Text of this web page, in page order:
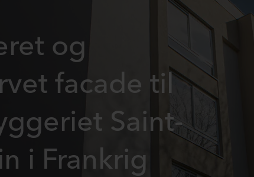
og
facade til
Saint-
i Frankrig